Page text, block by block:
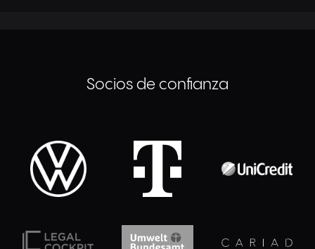
Socios de confianza